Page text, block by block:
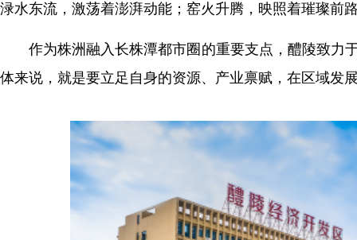
渌水东流，激荡着澎湃动能；窑火升腾，映照着璀璨前
作为株洲融入长株潭都市圈的重要支点，醴陵致力
体来说，就是要立足自身的资源、产业禀赋，在区域发